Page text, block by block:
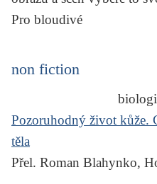
Pro bloudivé
non fiction
Pozoruhodný život kůže.
těla
Přel. Roman Blahynko,